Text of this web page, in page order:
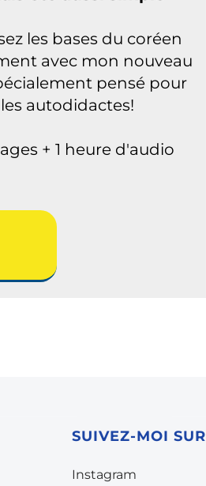
les bases du coréen
avec mon nouveau
pensé pour
les autodidactes!
+ 1 heure d'audio
SUIVEZ-MOI SUR
Instagram